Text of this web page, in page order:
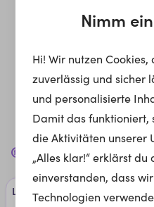
lagerarbeiter Jobs für
La­ger­lei­tun­g (m/w/x)
Nimm
Hi! Wir nutzen
zuverlässig und sicher
und personalisierte
Damit das
die Aktivitäten unserer
„Alles klar!“ erklärst
einverstanden, dass
Technologien